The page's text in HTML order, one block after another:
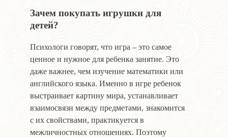
Зачем покупать игрушки для
детей?
Психологи говорят, что игра – это самое
ценное и нужное для ребенка занятие. Это
даже важнее, чем изучение математики или
английского языка. Именно в игре ребенок
выстраивает картину мира, устанавливает
взаимосвязи между предметами, знакомится
с их свойствами, практикуется в
межличностных отношениях. Поэтому